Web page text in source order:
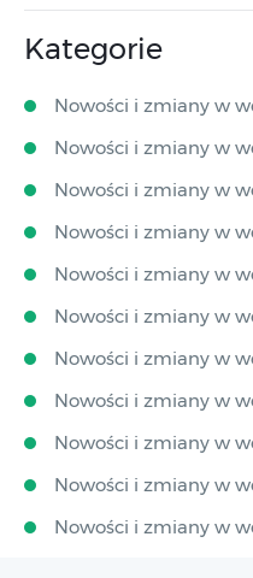
Kategorie
Nowości i zmiany w
Nowości i zmiany w
Nowości i zmiany w
Nowości i zmiany w
Nowości i zmiany w
Nowości i zmiany w
Nowości i zmiany w
Nowości i zmiany w
Nowości i zmiany w
Nowości i zmiany w
Nowości i zmiany w